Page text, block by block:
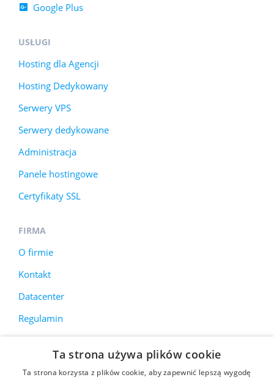
Google Plus
USŁUGI
Hosting dla Agencji
Hosting Dedykowany
Serwery VPS
Serwery dedykowane
Administracja
Panele hostingowe
Certyfikaty SSL
FIRMA
O firmie
Kontakt
Datacenter
Regulamin
Ta strona używa plików cookie
Ta strona korzysta z plików cookie, aby zapewnić lepszą wygodę